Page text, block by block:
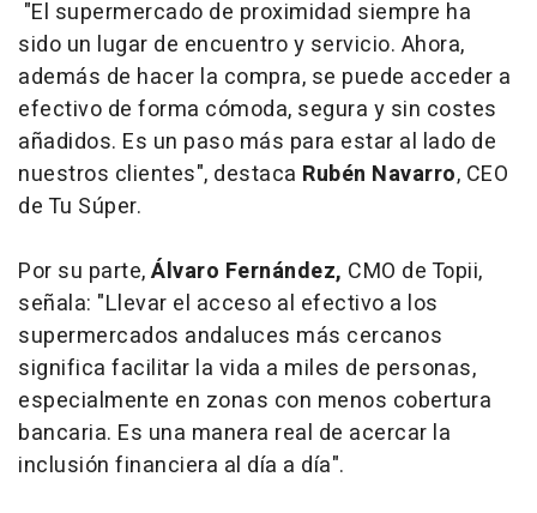
"El supermercado de proximidad siempre ha
sido un lugar de encuentro y servicio. Ahora,
además de hacer la compra, se puede acceder a
efectivo de forma cómoda, segura y sin costes
añadidos. Es un paso más para estar al lado de
nuestros clientes", destaca Rubén Navarro, CEO
de Tu Súper.
Por su parte,Álvaro Fernández, CMO de Topii,
señala: "Llevar el acceso al efectivo a los
supermercados andaluces más cercanos
significa facilitar la vida a miles de personas,
especialmente en zonas con menos cobertura
bancaria. Es una manera real de acercar la
inclusión financiera al día a día".